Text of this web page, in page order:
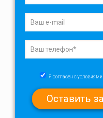
Я согласен с условиями